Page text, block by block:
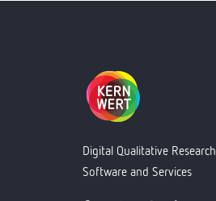
Digital Qualitative Research
Software and Services